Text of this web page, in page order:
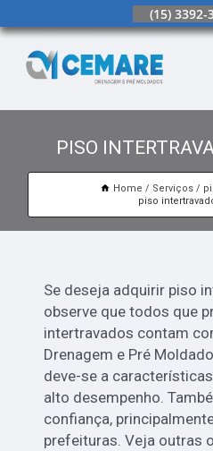
(15) 3392-
PISO
Home Serviços
piso
Se deseja adquirir piso
observe que todos que
intertravados contam
Drenagem e Pré
deve-se a
alto desempenho.
confiança,
prefeituras. Veja outras